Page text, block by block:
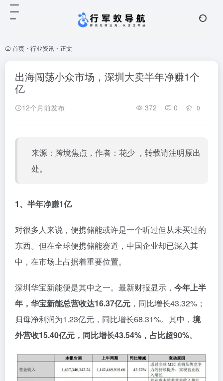
首页 • 行业资讯 • 正文
出海闯荡小众市场，深圳大卖半年净赚1个
亿
12个月前发布 372 0 0
来源：跨境焦点，作者：花少 ，转载请注明原出
处。
1、半年净赚1亿
对很多人来说，便携储能或许是一个听过但从未买过的
东西。但在全球便携储能赛道，中国企业却已深入其
中，在市场上占据着重要位置。
深圳华宝新能便是其中之一。最新财报显示， 今年上半
年，华宝新能总营收达16.37亿元 ，同比增长43.32%；
归母净利润为1.23亿元，同比增长68.31%。其中， 境
外营收15.40亿元，同比增长43.54%，占比超90%。